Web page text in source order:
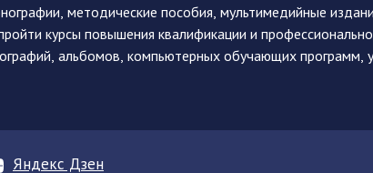
методические пособия, мультимедийные
курсы повышения квалификации и
альбомов, компьютерных обучающих программ,
Яндекс Дзен